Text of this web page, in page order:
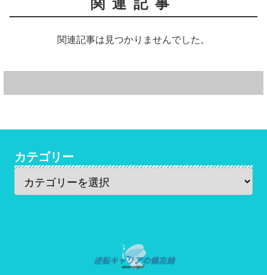
関連記事は見つかりませんでした。
カテゴリー